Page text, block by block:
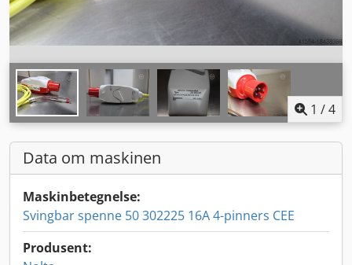
1 /4
Data om maskinen
Maskinbetegnelse:
Svingbar spenne 50 302225 16A 4-pinners CEE
Produsent: